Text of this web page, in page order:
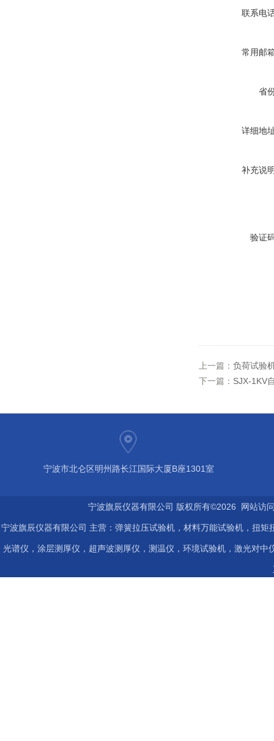
联系电
常用邮
省
详细地
补充说
验证
上一篇： 负荷试验
下一篇： SJX-1KV
宁波市北仑区明州路长江国际大厦B座1301室
宁波旗辰仪器有限公司 版权所有©2026 网站
宁波旗辰仪器有限公司 主营：弹簧拉压试验机，材料万能试验机，扭
光谱仪，涂层测厚仪，超声波测厚仪，测温仪，环境试验机，激光对